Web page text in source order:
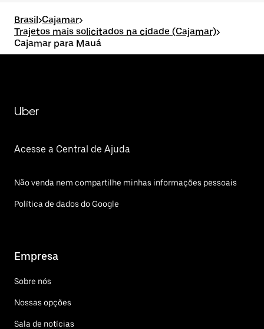
Brasil>Cajamar>
Trajetos mais solicitados na cidade (Cajamar)>
Cajamar para Mauá
Uber
Acesse a Central de Ajuda
Não venda nem compartilhe minhas informações pessoais
Política de dados do Google
Empresa
Sobre nós
Nossas opções
Sala de notícias